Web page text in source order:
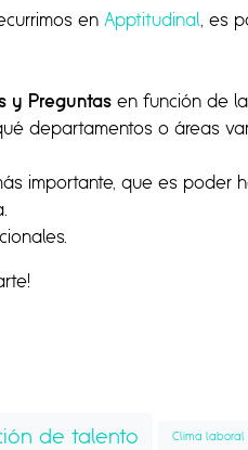
en Apptitudinal, es
y Preguntas en función de
departamentos o áreas
importante, que es poder
de talento Clima laboral